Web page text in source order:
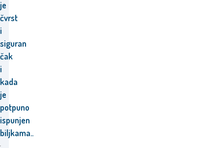
je
čvrst
i
siguran
čak
i
kada
je
potpuno
ispunjen
biljkama..